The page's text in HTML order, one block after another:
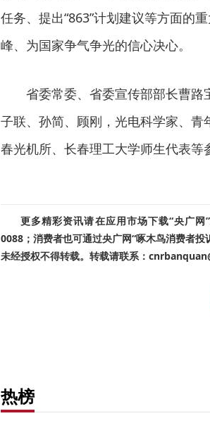
任务、提出“863”计划建议等方面的
峰、为国家争气争光的信心决心。
省委常委、省委宣传部部长曹
子联、孙简、顾刚，光电科学家、
春光机所、长春理工大学师生代表等
更多精彩资讯请在应用市场下载“央广
0088；消费者也可通过央广网“啄木鸟消费者
未经授权不得转载。转载请联系：
热榜